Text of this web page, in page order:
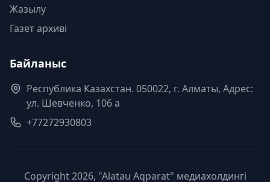
Жазылу
Газет архиві
Байланыс
Республика Казахстан. 050022, г. Алматы, Адрес:
ул. Шевченко, 106 а
+77272930803
Copyright 2026, "Alatau Aqparat" медиахолдингі